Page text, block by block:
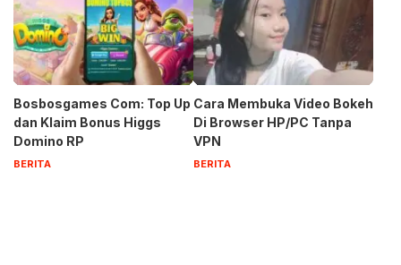
Bosbosgames Com: Top Up
dan Klaim Bonus Higgs
Domino RP
BERITA
Cara Membuka Video Bokeh
Di Browser HP/PC Tanpa
VPN
BERITA